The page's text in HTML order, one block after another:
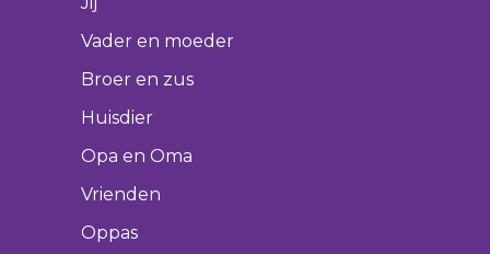
Vader en moeder
Broer en zus
Huisdier
Opa en Oma
Vrienden
Oppas